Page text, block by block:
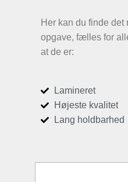
Her kan du finde
opgave, fælles for
at de er:
Lamineret
Højeste kvalitet
Lang holdbarhed